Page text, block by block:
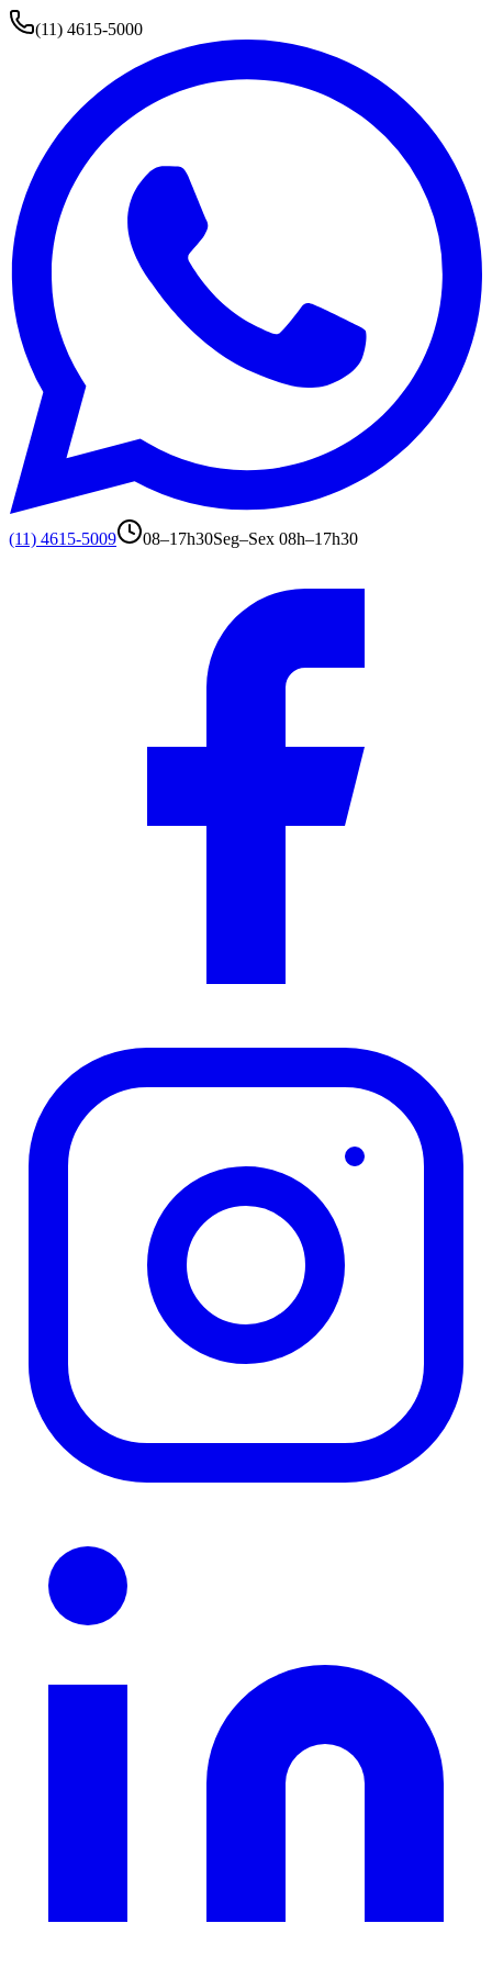
(11) 4615-5000
(11) 4615-5009 08–17h30Seg–Sex 08h–17h30